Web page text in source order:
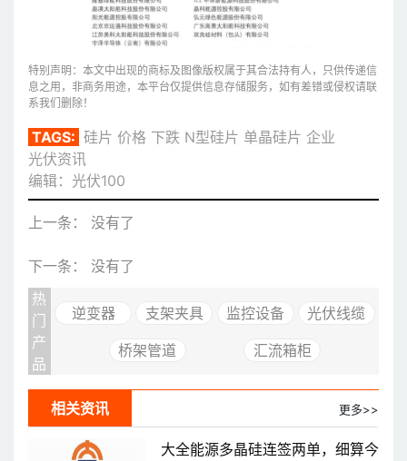
特别声明：本文中出现的商标及图像版权属于其合法持有人，只供传递信
息之用，非商务用途，本平台仅提供信息存储服务，如有差错或侵权请联
系我们删除！
TAGS: 硅片 价格 下跌 N型硅片 单晶硅片 企业
光伏资讯
编辑：光伏100
上一条： 没有了
下一条： 没有了
热
门
产
品
逆变器 支架夹具 监控设备 光伏线缆
桥架管道 汇流箱柜
相关资讯 更多>>
大全能源多晶硅连签两单，细算今